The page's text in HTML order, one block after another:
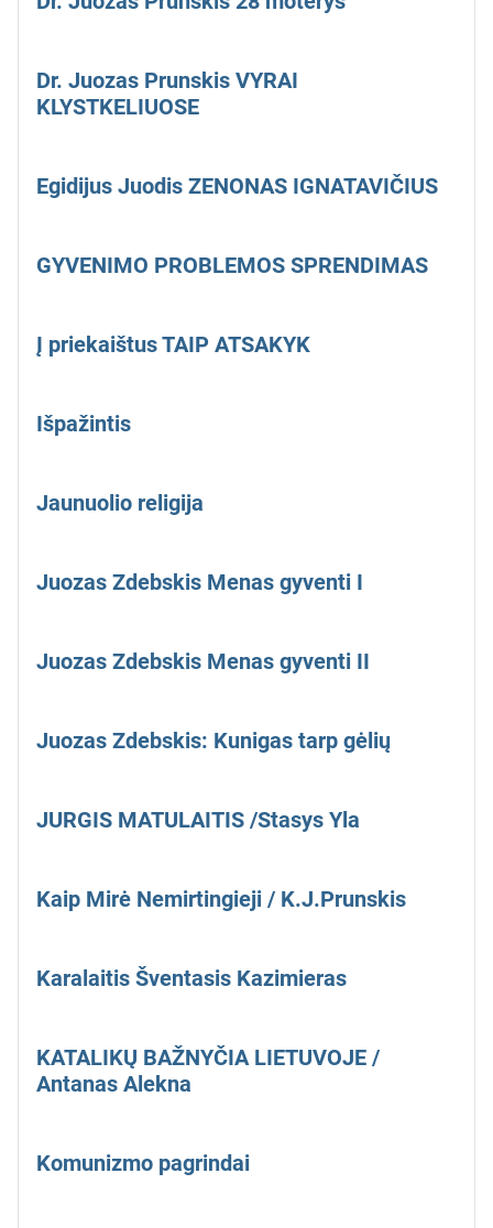
Dr. Juozas Prunskis VYRAI
KLYSTKELIUOSE
Egidijus Juodis ZENONAS IGNATAVIČIUS
GYVENIMO PROBLEMOS SPRENDIMAS
Į priekaištus TAIP ATSAKYK
Išpažintis
Jaunuolio religija
Juozas Zdebskis Menas gyventi I
Juozas Zdebskis Menas gyventi II
Juozas Zdebskis: Kunigas tarp gėlių
JURGIS MATULAITIS /Stasys Yla
Kaip Mirė Nemirtingieji / K.J.Prunskis
Karalaitis Šventasis Kazimieras
KATALIKŲ BAŽNYČIA LIETUVOJE /
Antanas Alekna
Komunizmo pagrindai